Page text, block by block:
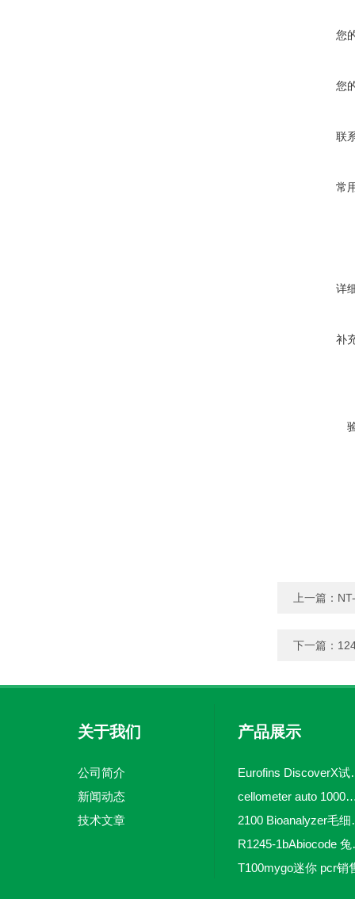
您
您
联
常
详
补
上一篇：
下一篇：
关于我们
公司简介
新闻动态
技术文章
产品展示
cellometer auto 1000全自
2100
T100mygo迷你 pcr销